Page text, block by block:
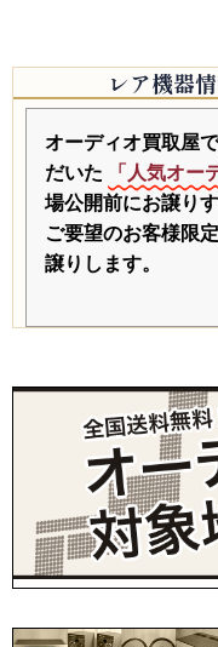
レア機器
オーディオ買取屋
だいた
「人気オー
場公開前にお譲り
ご要望のお客様限
譲りします。